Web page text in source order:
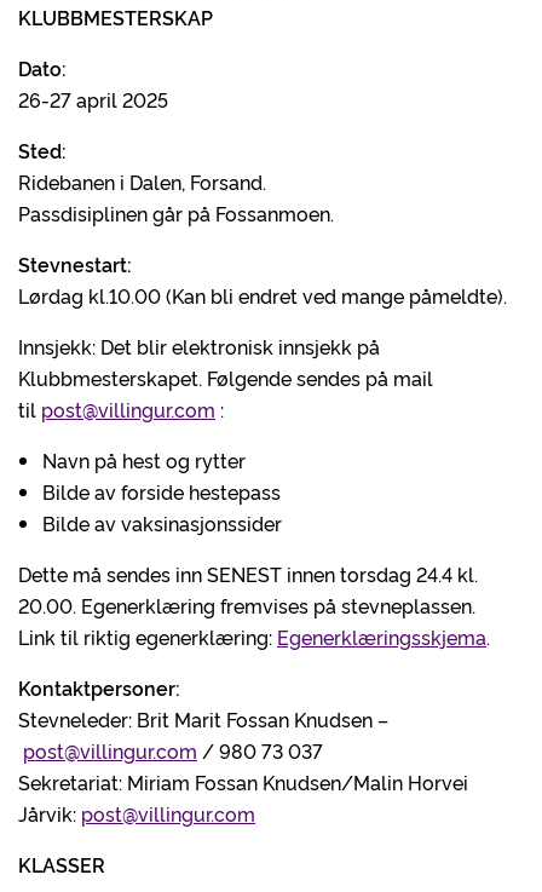
KLUBBMESTERSKAP
Dato:
26-27 april 2025
Sted:
Ridebanen i Dalen, Forsand.
Passdisiplinen går på Fossanmoen.
Stevnestart:
Lørdag kl.10.00 (Kan bli endret ved mange påmeldte).
Innsjekk: Det blir elektronisk innsjekk på
Klubbmesterskapet. Følgende sendes på mail
til post@villingur.com :
Navn på hest og rytter
Bilde av forside hestepass
Bilde av vaksinasjonssider
Dette må sendes inn SENEST innen torsdag 24.4 kl.
20.00. Egenerklæring fremvises på stevneplassen.
Link til riktig egenerklæring: Egenerklæringsskjema.
Kontaktpersoner:
Stevneleder: Brit Marit Fossan Knudsen –
post@villingur.com / 980 73 037
Sekretariat: Miriam Fossan Knudsen/Malin Horvei
Jårvik: post@villingur.com
KLASSER